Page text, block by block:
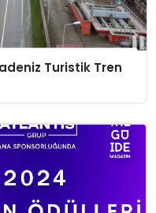
Turistik Tren